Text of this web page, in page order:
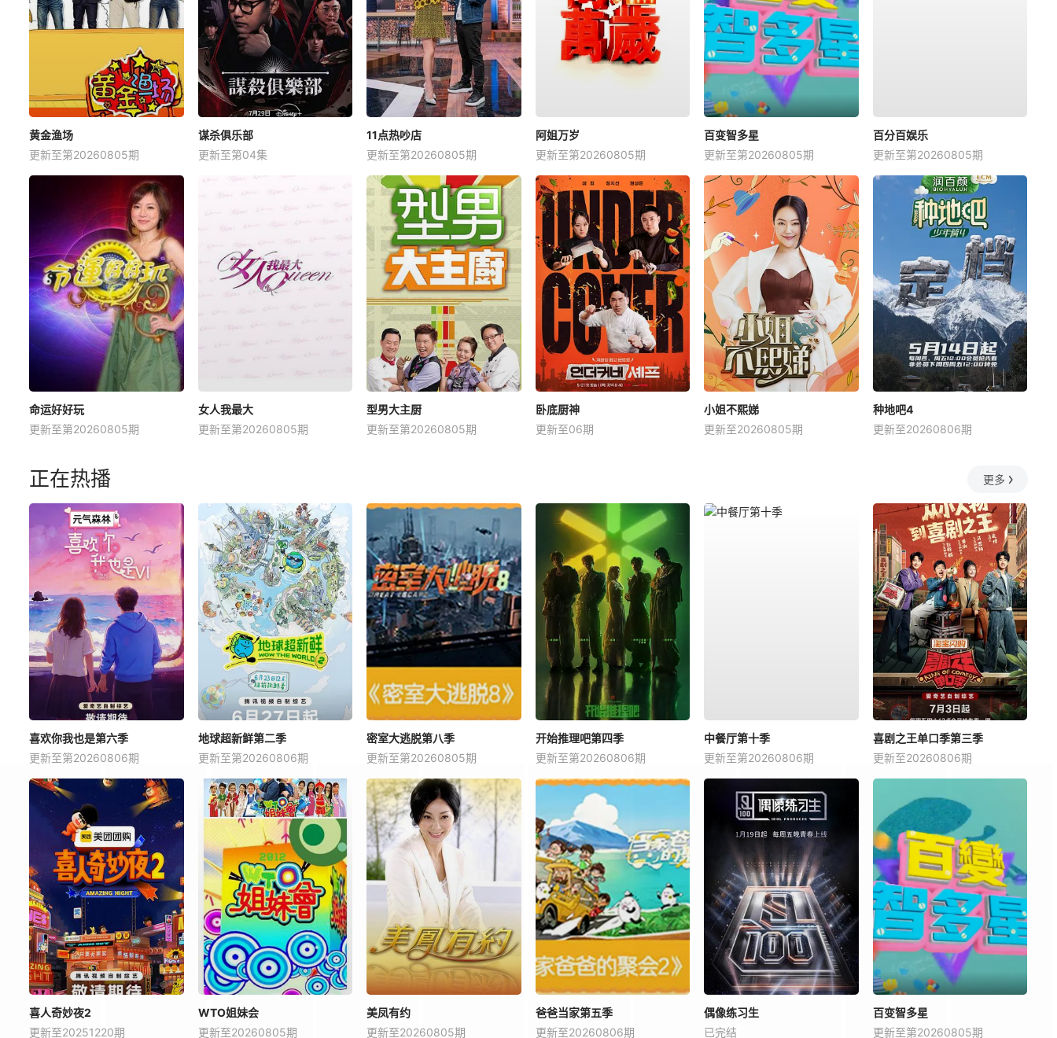
黄金渔场
更新至第20260805期
谋杀俱乐部
更新至第04集
11点热吵店
更新至第20260805期
阿姐万岁
更新至第20260805期
百变智多星
更新至第20260805期
百分百娱乐
更新至第20260805期
命运好好玩
更新至第20260805期
女人我最大
更新至第20260805期
型男大主厨
更新至第20260805期
卧底厨神
更新至06期
小姐不熙娣
更新至20260805期
种地吧4
更新至20260806期
正在热播 更多
喜欢你我也是第六季
更新至第20260806期
地球超新鲜第二季
更新至第20260806期
密室大逃脱第八季
更新至第20260805期
开始推理吧第四季
更新至第20260806期
中餐厅第十季
更新至第20260806期
喜剧之王单口季第三季
更新至20260806期
喜人奇妙夜2
更新至20251220期
WTO姐妹会
更新至20260805期
美凤有约
更新至20260805期
爸爸当家第五季
更新至20260806期
偶像练习生
已完结
百变智多星
更新至第20260805期